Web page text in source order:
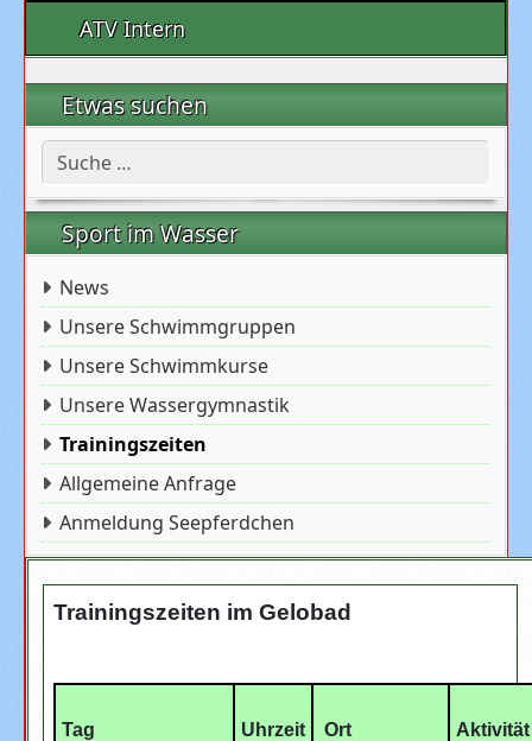
ATV Intern
Etwas suchen
Suchen
Sport im Wasser
News
Unsere Schwimmgruppen
Unsere Schwimmkurse
Unsere Wassergymnastik
Trainingszeiten
Allgemeine Anfrage
Anmeldung Seepferdchen
Trainingszeiten im Gelobad
Tag Uhrzeit Ort Aktivität